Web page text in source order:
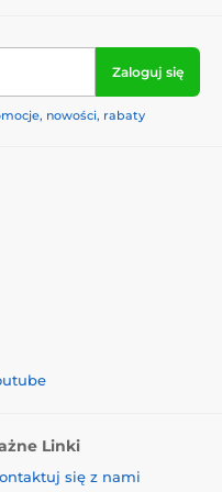
Zaloguj się
nowości, rabaty
Linki
się z nami